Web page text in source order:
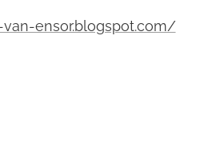
ensor.blogspot.com/